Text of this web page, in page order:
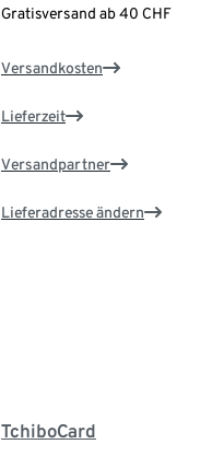
Gratisversand ab 40 CHF
Versandkosten
Lieferzeit
Versandpartner
Lieferadresse ändern
TchiboCard